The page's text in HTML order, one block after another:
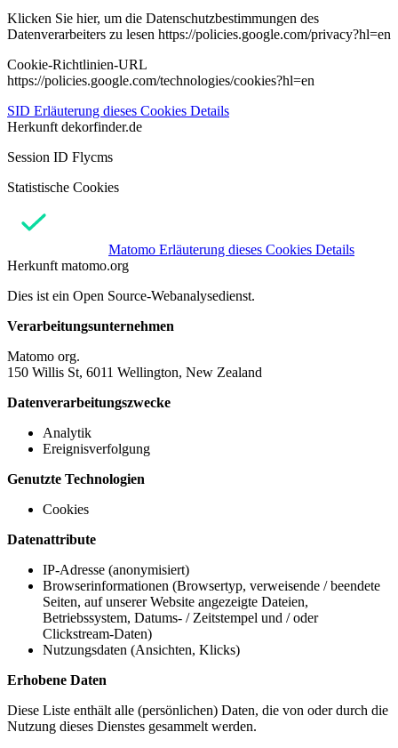
Klicken Sie hier, um die Datenschutzbestimmungen des
Datenverarbeiters zu lesen https://policies.google.com/privacy?hl=en
Cookie-Richtlinien-URL
https://policies.google.com/technologies/cookies?hl=en
SID Erläuterung dieses Cookies Details
Herkunft dekorfinder.de
Session ID Flycms
Statistische Cookies
Matomo Erläuterung dieses Cookies Details
Herkunft matomo.org
Dies ist ein Open Source-Webanalysedienst.
Verarbeitungsunternehmen
Matomo org.
150 Willis St, 6011 Wellington, New Zealand
Datenverarbeitungszwecke
Analytik
Ereignisverfolgung
Genutzte Technologien
Cookies
Datenattribute
IP-Adresse (anonymisiert)
Browserinformationen (Browsertyp, verweisende / beendete
Seiten, auf unserer Website angezeigte Dateien,
Betriebssystem, Datums- / Zeitstempel und / oder
Clickstream-Daten)
Nutzungsdaten (Ansichten, Klicks)
Erhobene Daten
Diese Liste enthält alle (persönlichen) Daten, die von oder durch die
Nutzung dieses Dienstes gesammelt werden.